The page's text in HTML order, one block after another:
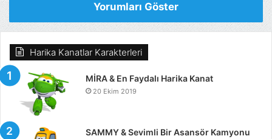
Yorumları Göster
Harika Kanatlar Karakterleri
MİRA & En Faydalı Harika Kanat
20 Ekim 2019
SAMMY & Sevimli Bir Asansör Kamyonu